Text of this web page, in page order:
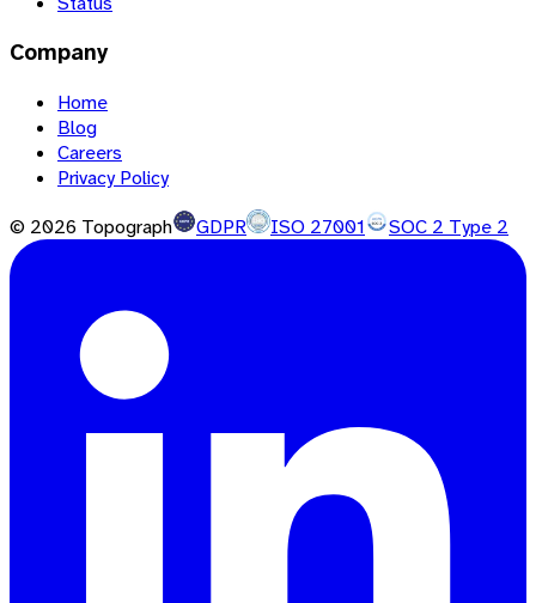
Company
Home
Blog
Careers
Privacy Policy
© 2026 Topograph GDPR ISO 27001 SOC 2 Type 2